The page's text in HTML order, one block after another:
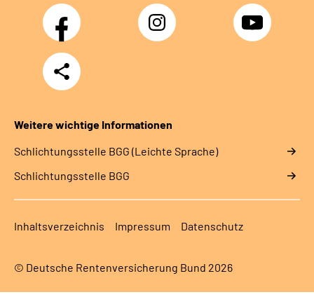
Facebook Instagram YouTube
Teilen
Weitere wichtige Informationen
Schlich­tungs­stel­le BGG (Leichte Sprache)
Schlich­tungs­stel­le BGG
Inhaltsverzeichnis Impressum Datenschutz
© Deutsche Rentenversicherung Bund 2026